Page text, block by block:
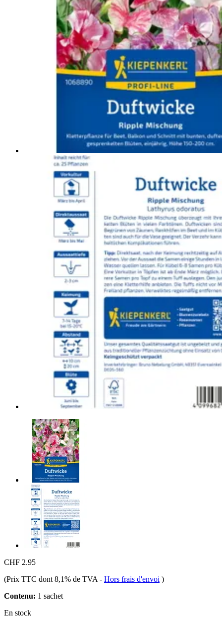
CHF 2.95
(Prix TTC dont 8,1% de TVA - Hors frais d'envoi )
Contenu: 1 sachet
En stock